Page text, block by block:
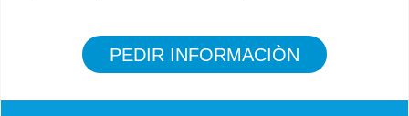
PEDIR INFORMACIÒN